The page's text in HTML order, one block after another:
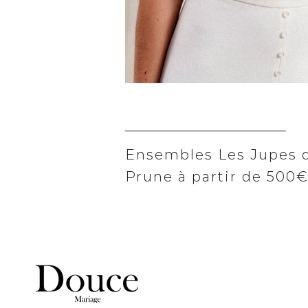
Ensembles Les Jupes
Prune à partir de 500€